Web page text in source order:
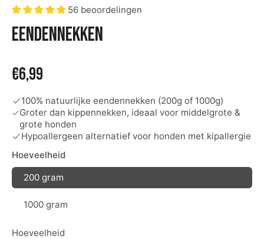
56 beoordelingen
Eendennekken
€6,99
100% natuurlijke eendennekken (200g of 1000g)
Groter dan kippennekken, ideaal voor middelgrote &
grote honden
Hypoallergeen alternatief voor honden met kipallergie
Hoeveelheid
200 gram
1000 gram
Hoeveelheid